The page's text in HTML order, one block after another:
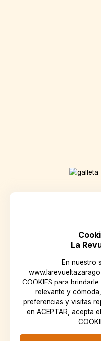
La
En nuestro
COOKIES para
relevante y
preferencias y visitas
en ACEPTAR, acepta